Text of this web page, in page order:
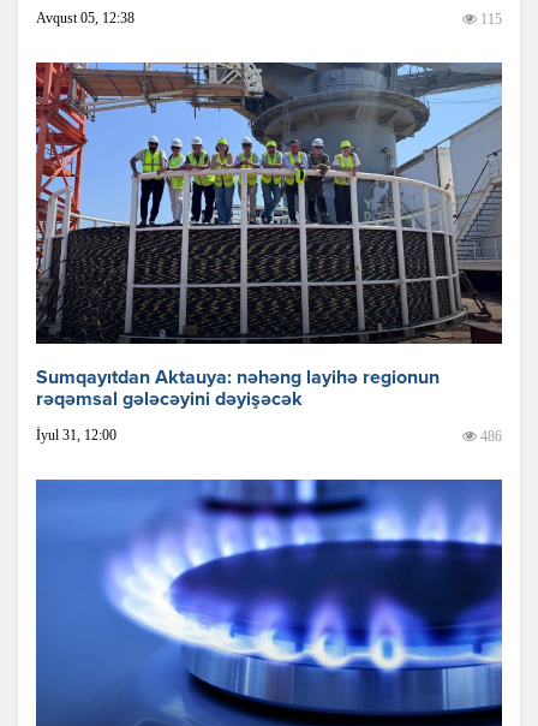
Avqust 05, 12:38 115
Sumqayıtdan Aktauya: nəhəng layihə regionun
rəqəmsal gələcəyini dəyişəcək
İyul 31, 12:00 486